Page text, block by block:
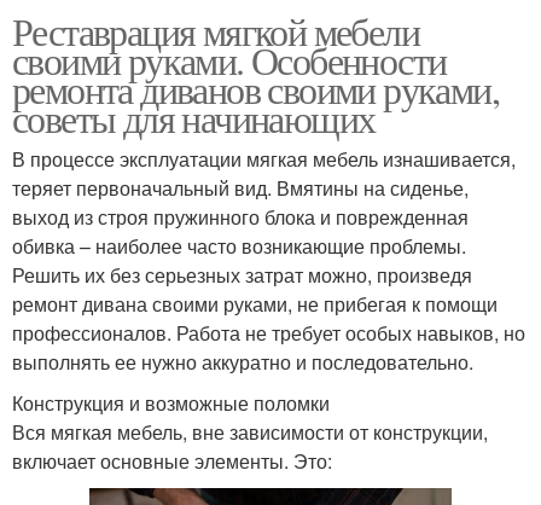
Реставрация мягкой мебели
своими руками. Особенности
ремонта диванов своими руками,
советы для начинающих
В процессе эксплуатации мягкая мебель изнашивается,
теряет первоначальный вид. Вмятины на сиденье,
выход из строя пружинного блока и поврежденная
обивка – наиболее часто возникающие проблемы.
Решить их без серьезных затрат можно, произведя
ремонт дивана своими руками, не прибегая к помощи
профессионалов. Работа не требует особых навыков, но
выполнять ее нужно аккуратно и последовательно.
Конструкция и возможные поломки
Вся мягкая мебель, вне зависимости от конструкции,
включает основные элементы. Это: